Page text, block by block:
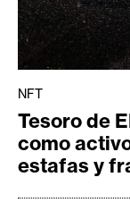
s
a
e
m
a
s
NFT
Tesoro de
como
estafas y